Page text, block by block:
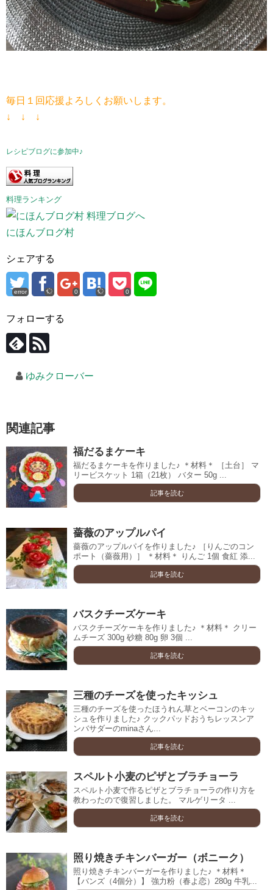
毎日１回応援よろしくお願いします。
↓ ↓ ↓
レシピブログに参加中♪
料理ランキング
にほんブログ村
シェアする
error 0 0
フォローする
ゆみクローバー
関連記事
福だるまケーキ
福だるまケーキを作りました♪ ＊材料＊ ［土台］ マ
リービスケット 1箱（21枚） バター 50g ...
記事を読む
薔薇のアップルパイ
薔薇のアップルパイを作りました♪ ［りんごのコン
ポート（薔薇用）］ ＊材料＊ りんご 1個 食紅 添...
記事を読む
バスクチーズケーキ
バスクチーズケーキを作りました♪ ＊材料＊ クリー
ムチーズ 300g 砂糖 80g 卵 3個 ...
記事を読む
三種のチーズを使ったキッシュ
三種のチーズを使ったほうれん草とベーコンのキッ
シュを作りました♪ クックパッドおうちレッスンア
ンバサダーのminaさん...
記事を読む
スペルト小麦のピザとブラチョーラ
スペルト小麦で作るピザとブラチョーラの作り方を
教わったので復習しました。 マルゲリータ ...
記事を読む
照り焼きチキンバーガー（ボニーク）
照り焼きチキンバーガーを作りました♪ ＊材料＊
【バンズ（4個分）】 強力粉（春よ恋）280g 牛乳...